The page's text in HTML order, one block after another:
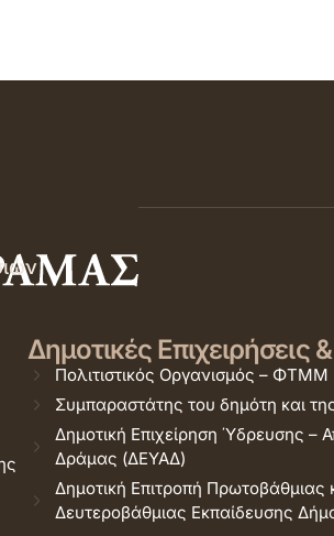
Δημοτικές Επιχειρήσεις
Πολιτιστικός Οργανισμός – ΦΤΜΜ
Συμπαραστάτης του δημότη και
Δημοτική Επιχείρηση Ύδρευσης –
Δράμας (ΔΕΥΑΔ)
Δημοτική Επιτροπή Πρωτοβάθμιας
Δευτεροβάθμιας Εκπαίδευσης